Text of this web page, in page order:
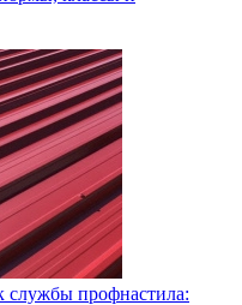
службы профнастила: